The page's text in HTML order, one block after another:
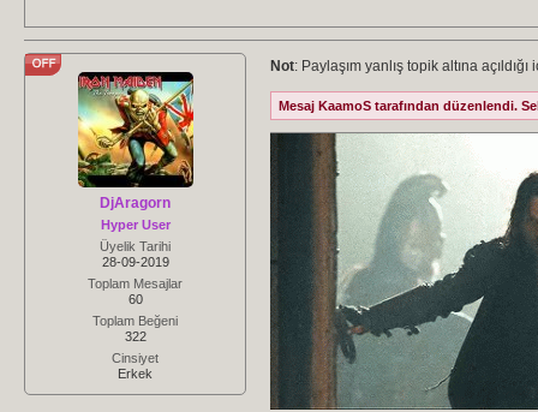
DjAragorn
Hyper User
Üyelik Tarihi
28-09-2019
Toplam Mesajlar
60
Toplam Beğeni
322
Cinsiyet
Erkek
Not: Paylaşım yanlış topik altına
Mesaj KaamoS tarafından düzenlendi.